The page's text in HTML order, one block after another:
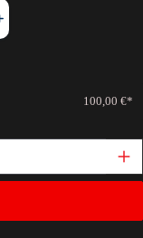
100,00 €*